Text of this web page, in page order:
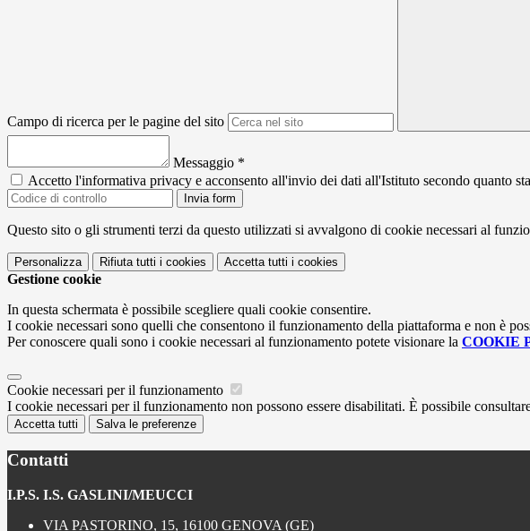
Campo di ricerca per le pagine del sito
Messaggio *
Accetto l'informativa privacy e acconsento all'invio dei dati all'Istituto secondo quanto
Invia form
Questo sito o gli strumenti terzi da questo utilizzati si avvalgono di cookie necessari al
Personalizza Rifiuta tutti i cookies Accetta tutti i cookies
Gestione cookie
In questa schermata è possibile scegliere quali cookie consentire.
I cookie necessari sono quelli che consentono il funzionamento della piattaforma e non è
Per conoscere quali sono i cookie necessari al funzionamento potete visionare la COOKIE
Cookie necessari per il funzionamento
I cookie necessari per il funzionamento non possono essere disabilitati. È possibile
Accetta tutti Salva le preferenze
Contatti
I.P.S. I.S. GASLINI/MEUCCI
VIA PASTORINO, 15, 16100 GENOVA (GE)